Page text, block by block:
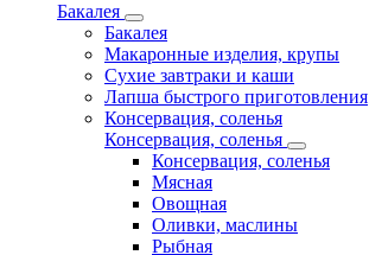
Бакалея
Бакалея
Макаронные изделия, крупы
Сухие завтраки и каши
Лапша быстрого приготовления
Консервация, соленья
Консервация, соленья
Консервация, соленья
Мясная
Овощная
Оливки, маслины
Рыбная